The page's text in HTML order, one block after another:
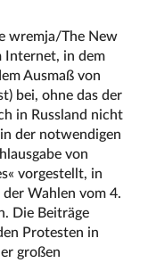
wremja/The New
Internet, in dem
Ausmaß von
bei, ohne das der
in Russland nicht
der notwendigen
von
vorgestellt, in
Wahlen vom 4.
Die Beiträge
Protesten in
großen